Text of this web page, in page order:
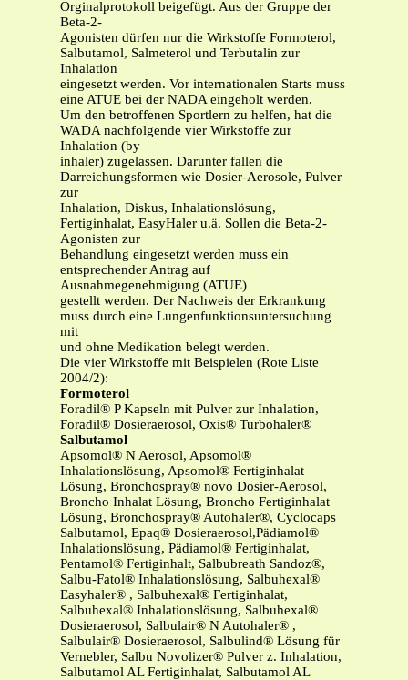
Orginalprotokoll beigefügt. Aus der Gruppe der
Beta-2-
Agonisten dürfen nur die Wirkstoffe Formoterol,
Salbutamol, Salmeterol und Terbutalin zur
Inhalation
eingesetzt werden. Vor internationalen Starts muss
eine ATUE bei der NADA eingeholt werden.
Um den betroffenen Sportlern zu helfen, hat die
WADA nachfolgende vier Wirkstoffe zur
Inhalation (by
inhaler) zugelassen. Darunter fallen die
Darreichungsformen wie Dosier-Aerosole, Pulver
zur
Inhalation, Diskus, Inhalationslösung,
Fertiginhalat, EasyHaler u.ä. Sollen die Beta-2-
Agonisten zur
Behandlung eingesetzt werden muss ein
entsprechender Antrag auf
Ausnahmegenehmigung (ATUE)
gestellt werden. Der Nachweis der Erkrankung
muss durch eine Lungenfunktionsuntersuchung
mit
und ohne Medikation belegt werden.
Die vier Wirkstoffe mit Beispielen (Rote Liste
2004/2):
Formoterol
Foradil® P Kapseln mit Pulver zur Inhalation,
Foradil® Dosieraerosol, Oxis® Turbohaler®
Salbutamol
Apsomol® N Aerosol, Apsomol®
Inhalationslösung, Apsomol® Fertiginhalat
Lösung, Bronchospray® novo Dosier-Aerosol,
Broncho Inhalat Lösung, Broncho Fertiginhalat
Lösung, Bronchospray® Autohaler®, Cyclocaps
Salbutamol, Epaq® Dosieraerosol,Pädiamol®
Inhalationslösung, Pädiamol® Fertiginhalat,
Pentamol® Fertiginhalt, Salbubreath Sandoz®,
Salbu-Fatol® Inhalationslösung, Salbuhexal®
Easyhaler® , Salbuhexal® Fertiginhalat,
Salbuhexal® Inhalationslösung, Salbuhexal®
Dosieraerosol, Salbulair® N Autohaler® ,
Salbulair® Dosieraerosol, Salbulind® Lösung für
Vernebler, Salbu Novolizer® Pulver z. Inhalation,
Salbutamol AL Fertiginhalat, Salbutamol AL